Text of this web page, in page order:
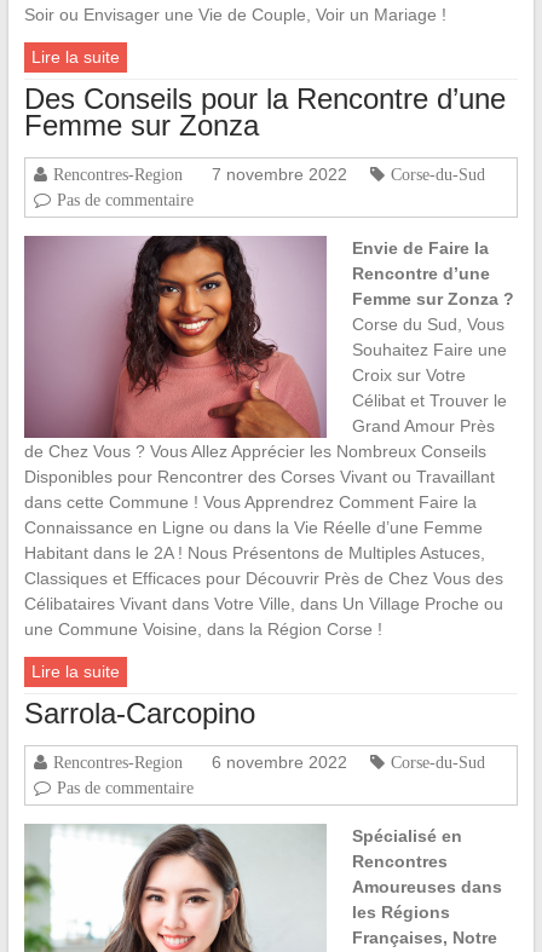
Soir ou Envisager une Vie de Couple, Voir un Mariage !
Lire la suite
Des Conseils pour la Rencontre d’une
Femme sur Zonza
Rencontres-Region 7 novembre 2022
Corse-du-Sud
Pas de commentaire
Envie de Faire la
Rencontre d’une
Femme sur Zonza ?
Corse du Sud, Vous
Souhaitez Faire une
Croix sur Votre
Célibat et Trouver le
Grand Amour Près
de Chez Vous ? Vous Allez Apprécier les Nombreux Conseils
Disponibles pour Rencontrer des Corses Vivant ou Travaillant
dans cette Commune ! Vous Apprendrez Comment Faire la
Connaissance en Ligne ou dans la Vie Réelle d’une Femme
Habitant dans le 2A ! Nous Présentons de Multiples Astuces,
Classiques et Efficaces pour Découvrir Près de Chez Vous des
Célibataires Vivant dans Votre Ville, dans Un Village Proche ou
une Commune Voisine, dans la Région Corse !
Lire la suite
Sarrola-Carcopino
Rencontres-Region 6 novembre 2022
Corse-du-Sud
Pas de commentaire
Spécialisé en
Rencontres
Amoureuses dans
les Régions
Françaises, Notre